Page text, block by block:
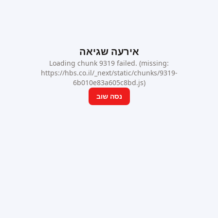
אירעה שגיאה
Loading chunk 9319 failed. (missing:
https://hbs.co.il/_next/static/chunks/9319-
6b010e83a605c8bd.js)